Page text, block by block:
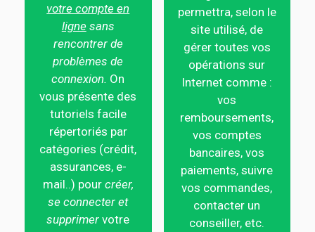
votre compte en
ligne sans
rencontrer de
problèmes de
connexion. On
vous présente des
tutoriels facile
répertoriés par
catégories (crédit,
assurances, e-
mail..) pour créer,
se connecter et
supprimer votre
permettra, selon le
site utilisé, de
gérer toutes vos
opérations sur
Internet comme :
vos
remboursements,
vos comptes
bancaires, vos
paiements, suivre
vos commandes,
contacter un
conseiller, etc.